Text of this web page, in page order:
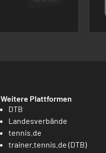
Weitere Plattformen
DTB
Landesverbände
tennis.de
trainer.tennis.de (DTB)